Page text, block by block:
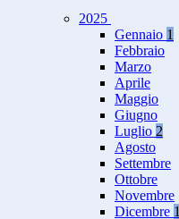
2025
Gennaio 1
Febbraio
Marzo
Aprile
Maggio
Giugno
Luglio 2
Agosto
Settembre
Ottobre
Novembre
Dicembre 1